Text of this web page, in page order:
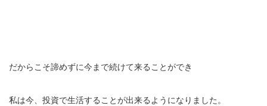
だからこそ諦めずに今まで続けて来ることができ
私は今、投資で生活することが出来るようになりました。